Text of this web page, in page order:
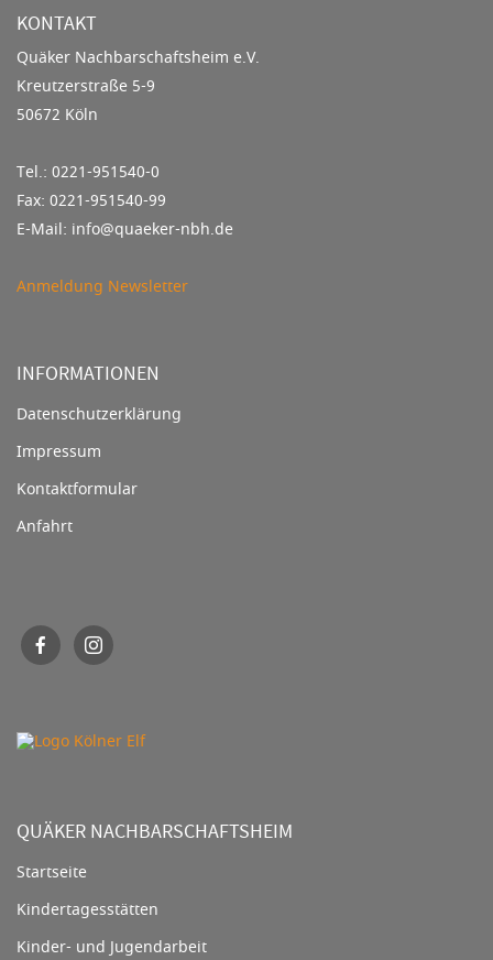
KONTAKT
Quäker Nachbarschaftsheim e.V.
Kreutzerstraße 5-9
50672 Köln
Tel.: 0221-951540-0
Fax: 0221-951540-99
E-Mail: info@quaeker-nbh.de
Anmeldung Newsletter
INFORMATIONEN
Datenschutzerklärung
Impressum
Kontaktformular
Anfahrt
QUÄKER NACHBARSCHAFTSHEIM
Startseite
Kindertagesstätten
Kinder- und Jugendarbeit